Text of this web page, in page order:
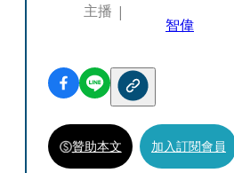
主播
智偉
贊助本文 加入訂閱會員